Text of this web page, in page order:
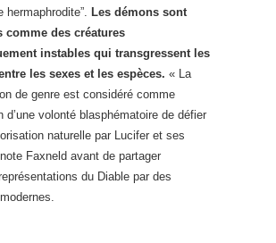
hermaphrodite”. Les démons sont
comme des créatures
instables qui transgressent les
les sexes et les espèces. « La
de genre est considéré comme
d’une volonté blasphématoire de défier
naturelle par Lucifer et ses
Faxneld avant de partager
du Diable par des